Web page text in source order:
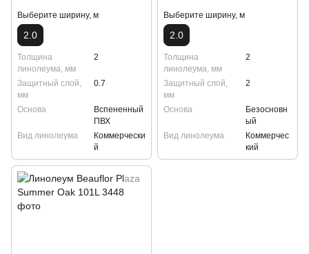
Выберите ширину, м
2.0
Толщина
линолеума, мм
2
Защитный слой,
мм
0.7
Основа
Вспененный
ПВХ
Вид линолеума
Коммерчески
й
Выберите ширину, м
2.0
Толщина
линолеума, мм
2
Защитный слой,
мм
2
Основа
Безосновн
ый
Вид линолеума
Коммерчес
кий